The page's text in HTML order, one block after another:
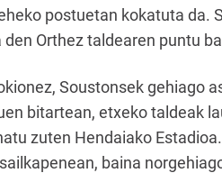
postuetan kokatuta da.
Orthez taldearen puntu
Soustonsek gehiago
bitartean, etxeko taldeak
zuten Hendaiako
baina